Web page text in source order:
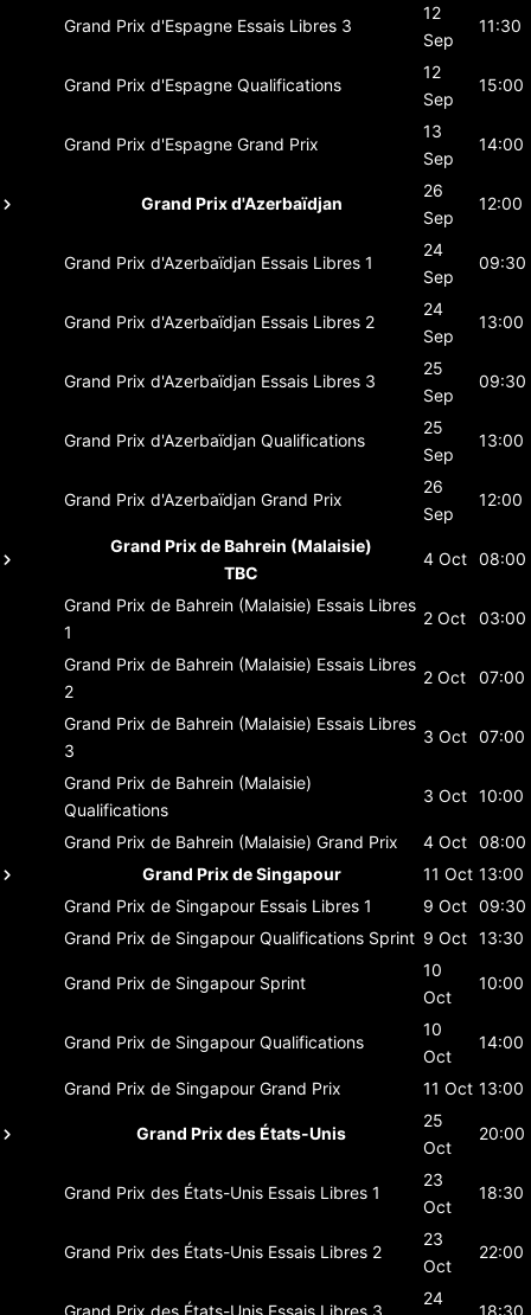
Grand Prix d'Espagne Essais Libres 3
12
Sep
11:30
Grand Prix d'Espagne Qualifications
12
Sep
15:00
Grand Prix d'Espagne Grand Prix
13
Sep
14:00
Grand Prix d'Azerbaïdjan
26
Sep
12:00
Grand Prix d'Azerbaïdjan Essais Libres 1
24
Sep
09:30
Grand Prix d'Azerbaïdjan Essais Libres 2
24
Sep
13:00
Grand Prix d'Azerbaïdjan Essais Libres 3
25
Sep
09:30
Grand Prix d'Azerbaïdjan Qualifications
25
Sep
13:00
Grand Prix d'Azerbaïdjan Grand Prix
26
Sep
12:00
Grand Prix de Bahrein (Malaisie)
TBC
4 Oct 08:00
Grand Prix de Bahrein (Malaisie) Essais Libres
1
2 Oct 03:00
Grand Prix de Bahrein (Malaisie) Essais Libres
2
2 Oct 07:00
Grand Prix de Bahrein (Malaisie) Essais Libres
3
3 Oct 07:00
Grand Prix de Bahrein (Malaisie)
Qualifications
3 Oct 10:00
Grand Prix de Bahrein (Malaisie) Grand Prix 4 Oct 08:00
Grand Prix de Singapour
11 Oct 13:00
Grand Prix de Singapour Essais Libres 1 9 Oct 09:30
Grand Prix de Singapour Qualifications Sprint 9 Oct 13:30
Grand Prix de Singapour Sprint
10
Oct
10:00
Grand Prix de Singapour Qualifications
10
Oct
14:00
Grand Prix de Singapour Grand Prix 11 Oct 13:00
Grand Prix des États-Unis
25
Oct
20:00
Grand Prix des États-Unis Essais Libres 1
23
Oct
18:30
Grand Prix des États-Unis Essais Libres 2
23
Oct
22:00
Grand Prix des États-Unis Essais Libres 3
24
18:30